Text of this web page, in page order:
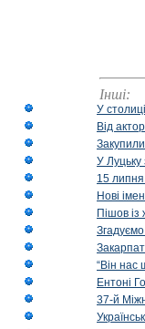
Інші:
У
Від
У Луцьку
15 липня
Нові
Пішов
“Він нас
Ентоні
37-й